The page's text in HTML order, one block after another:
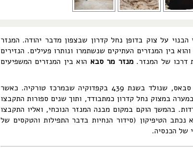
הבנוי על צוק בדופן נחל קדרון שבצפון מדבר יהודה. המנזר
ברציפות כבר כ-1,500 שנים, והוא בין המנזרים העתיקים שנשתמרו ונותרו פעילים. הנזירים
דרכו של המנזר.מנזר מר סבא הוא בין המנזרים המשפיעים
מנזר מר סבא קרוי על שם מייסדו הנזיר סבאס, שנולד בשנת 439 בקפדוקיה שבמרכז טורקיה. כאשר
במצוק נחל קדרון כמתבודד, ותוך שנים ספורות התקבצו
בהמשך הוקם במקום מבנה המנזר הנוכחי, ואליו התקבצו
הטיפיקון (סידור הנחיות בדבר התפילות והטקסים של
של הכנסיה.